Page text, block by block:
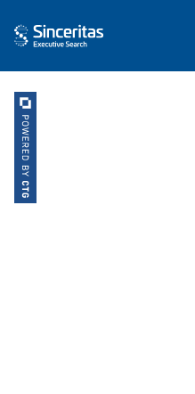
Sinceritas ist
Executive